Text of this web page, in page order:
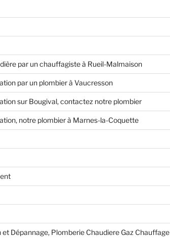
par un chauffagiste à Rueil-Malmaison
par un plombier à Vaucresson
sur Bougival, contactez notre plombier
notre plombier à Marnes-la-Coquette
et Dépannage, Plomberie Chaudiere Gaz Chauffage